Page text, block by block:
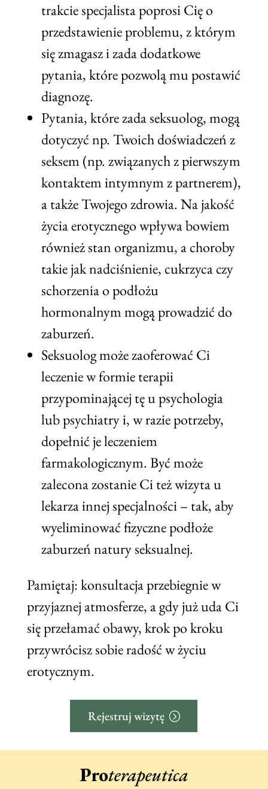
trakcie specjalista poprosi Cię o
przedstawienie problemu, z którym
się zmagasz i zada dodatkowe
pytania, które pozwolą mu postawić
diagnozę.
Pytania, które zada seksuolog, mogą
dotyczyć np. Twoich doświadczeń z
seksem (np. związanych z pierwszym
kontaktem intymnym z partnerem),
a także Twojego zdrowia. Na jakość
życia erotycznego wpływa bowiem
również stan organizmu, a choroby
takie jak nadciśnienie, cukrzyca czy
schorzenia o podłożu
hormonalnym mogą prowadzić do
zaburzeń.
Seksuolog może zaoferować Ci
leczenie w formie terapii
przypominającej tę u psychologia
lub psychiatry i, w razie potrzeby,
dopełnić je leczeniem
farmakologicznym. Być może
zalecona zostanie Ci też wizyta u
lekarza innej specjalności – tak, aby
wyeliminować fizyczne podłoże
zaburzeń natury seksualnej.
Pamiętaj: konsultacja przebiegnie w
przyjaznej atmosferze, a gdy już uda Ci
się przełamać obawy, krok po kroku
przywrócisz sobie radość w życiu
erotycznym.
Rejestruj wizytę